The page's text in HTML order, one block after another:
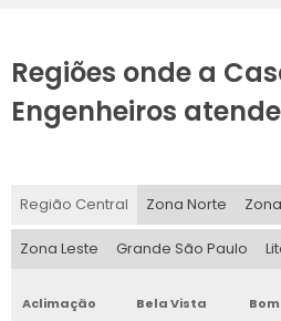
Regiões onde a
Engenheiros atende
Região Central Zona Norte
Zona Leste Grande São Paulo
Aclimação Bela Vista